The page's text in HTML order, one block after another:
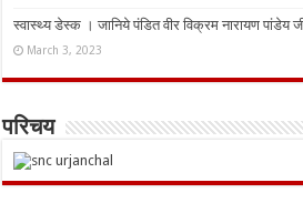
स्वास्थ्य डेस्क । जानिये पंडित वीर विक्रम नारायण पांडेय
March 3, 2023
परिचय